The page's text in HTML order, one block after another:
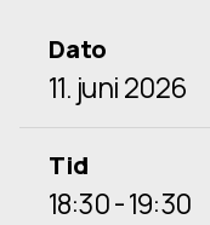
Dato
11. juni 2026
Tid
18:30 - 19:30